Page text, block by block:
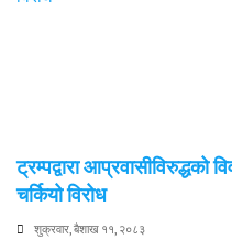
ट्रम्पद्वारा आप्रवासीविरुद्धको
चर्कियो विरोध
शुक्रवार, बैशाख ११, २०८३